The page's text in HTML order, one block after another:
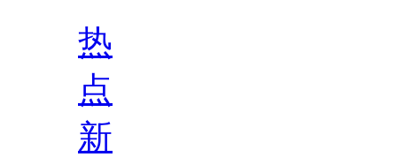
热
点
新